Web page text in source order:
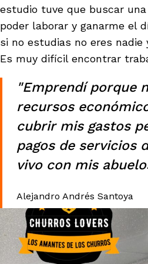
estudio tuve que buscar
poder laborar y ganarme el
si no estudias no eres
Es muy difícil encontrar
"Emprendí porque
recursos
cubrir mis gastos
pagos de servicios
vivo con mis
Alejandro Andrés Santoya